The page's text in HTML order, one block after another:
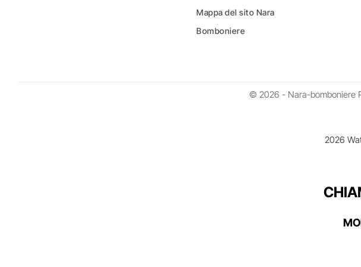
Mappa del sito Nara
Bomboniere
© 2026 - Nara-bomboniere
2026